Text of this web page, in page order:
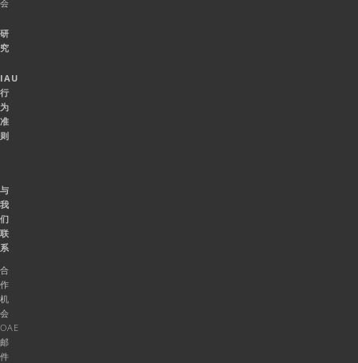
会
研
究
IAU
行
为
准
则
与
我
们
联
系
合
作
机
会
OAE
邮
件